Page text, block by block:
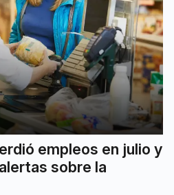
empleos en julio y
sobre la